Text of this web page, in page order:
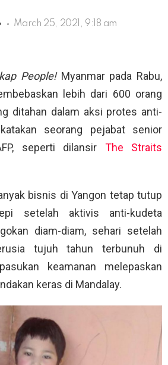
March 25, 2021, 9:18 am
People!Myanmar pada Rabu,
lebih dari 600 orang
ditahan dalam aksi protes anti-
seorang pejabat senior
seperti dilansir The Straits
bisnis di Yangon tetap tutup
setelah aktivis anti-kudeta
diam-diam, sehari setelah
tujuh tahun terbunuh di
keamanan melepaskan
keras di Mandalay.